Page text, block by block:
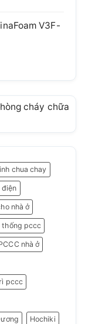
V3F-
cháy chữa
chua chay
điện
nhà ở
thống pccc
nhà ở
pccc
Hochiki